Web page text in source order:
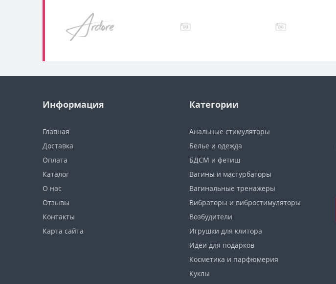
Информация
Главная
Доставка
Оплата
Каталог
О нас
Отзывы
Контакты
Карта сайта
Категории
Анальные стимуляторы
Белье и одежда
БДСМ и фетиш
Вагины и мастурбаторы
Вагинальные тренажеры
Вибраторы и вибростимуляторы
Возбудители
Игрушки для клитора
Идеи для подарков
Косметика и парфюмерия
Куклы